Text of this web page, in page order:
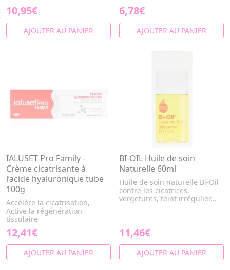
10,95€
AJOUTER AU PANIER
6,78€
AJOUTER AU PANIER
IALUSET Pro Family -
Crème cicatrisante à
l’acide hyaluronique tube
100g
Accélère la cicatrisation,
Active la régénération
tissulaire
12,41€
AJOUTER AU PANIER
BI-OIL Huile de soin
Naturelle 60ml
Huile de soin naturelle Bi-Oil
contre les cicatrices,
vergetures, teint irrégulier...
11,46€
AJOUTER AU PANIER